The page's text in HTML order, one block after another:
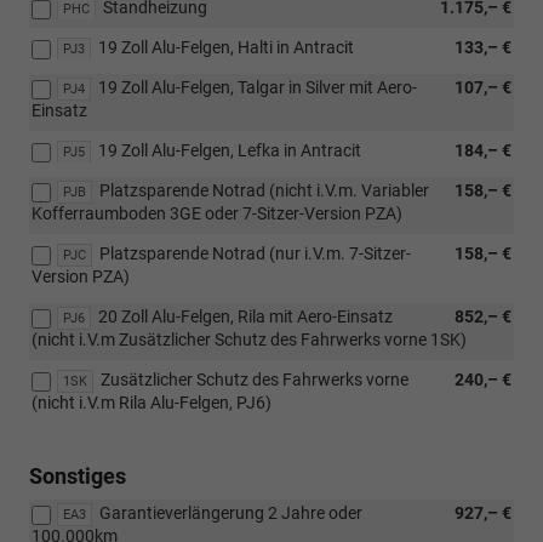
PHC 1.175,– €
Standheizung
PJ3 133,– €
19 Zoll Alu-Felgen, Halti in Antracit
PJ4 107,– €
19 Zoll Alu-Felgen, Talgar in Silver mit Aero-
Einsatz
PJ5 184,– €
19 Zoll Alu-Felgen, Lefka in Antracit
PJB 158,– €
Platzsparende Notrad (nicht i.V.m. Variabler
Kofferraumboden 3GE oder 7-Sitzer-Version PZA)
PJC 158,– €
Platzsparende Notrad (nur i.V.m. 7-Sitzer-
Version PZA)
PJ6 852,– €
20 Zoll Alu-Felgen, Rila mit Aero-Einsatz
(nicht i.V.m Zusätzlicher Schutz des Fahrwerks vorne 1SK)
1SK 240,– €
Zusätzlicher Schutz des Fahrwerks vorne
(nicht i.V.m Rila Alu-Felgen, PJ6)
Sonstiges
EA3 927,– €
Garantieverlängerung 2 Jahre oder
100.000km